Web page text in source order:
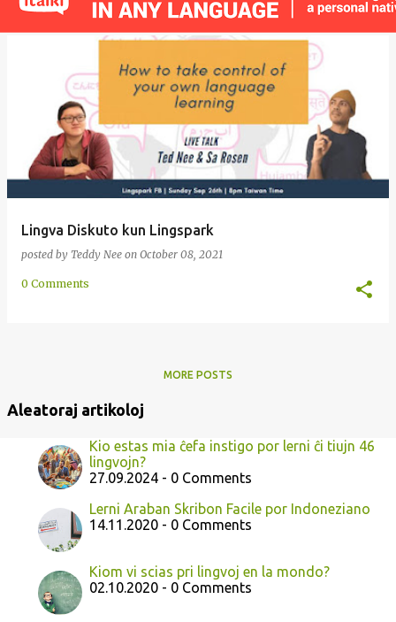
Lingva Diskuto kun Lingspark
posted by Teddy Nee on October 08, 2021
0 Comments
MORE POSTS
Aleatoraj artikoloj
Kio estas mia ĉefa instigo por lerni ĉi tiujn 46
lingvojn?
27.09.2024 - 0 Comments
Lerni Araban Skribon Facile por Indoneziano
14.11.2020 - 0 Comments
Kiom vi scias pri lingvoj en la mondo?
02.10.2020 - 0 Comments